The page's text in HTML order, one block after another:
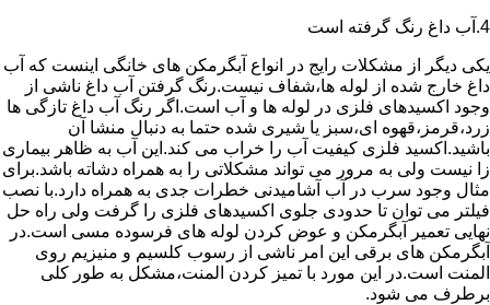
4.آب داغ رنگ گرفته است
یکی دیگر از مشکلات رایج در انواع آبگرمکن های خانگی اینست که آب
داغ خارج شده از لوله ها،شفاف نیست.رنگ گرفتن آب داغ ناشی از
وجود اکسیدهای فلزی در لوله ها و آب است.اگر رنگ آب داغ تازگی ها
زرد،قرمز،قهوه ای،سبز یا شیری شده حتما به دنبال منشا آن
باشید.اکسید فلزی کیفیت آب را خراب می کند.این آب به ظاهر بیماری
زا نیست ولی به مرور می تواند مشکلاتی را به همراه دشاته باشد.برای
مثال وجود سرب در آب آشامیدنی خطرات جدی به همراه دارد.با نصب
فیلتر می توان تا حدودی جلوی اکسیدهای فلزی را گرفت ولی راه حل
نهایی تعمیر آبگرمکن و عوض کردن لوله های فرسوده مسی است.در
آبگرمکن های برقی این امر ناشی از رسوب کلسیم و منیزیم روی
المنت است.در این مورد با تمیز کردن المنت،مشکل به طور کلی
برطرف می شود.